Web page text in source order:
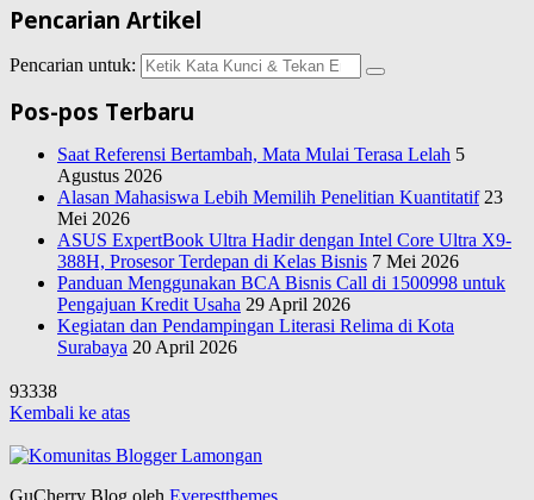
Pencarian Artikel
Pencarian untuk:
Pos-pos Terbaru
Saat Referensi Bertambah, Mata Mulai Terasa Lelah 5
Agustus 2026
Alasan Mahasiswa Lebih Memilih Penelitian Kuantitatif 23
Mei 2026
ASUS ExpertBook Ultra Hadir dengan Intel Core Ultra X9-
388H, Prosesor Terdepan di Kelas Bisnis 7 Mei 2026
Panduan Menggunakan BCA Bisnis Call di 1500998 untuk
Pengajuan Kredit Usaha 29 April 2026
Kegiatan dan Pendampingan Literasi Relima di Kota
Surabaya 20 April 2026
93338
Kembali ke atas